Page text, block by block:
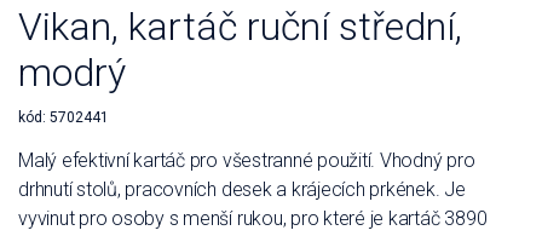
Vikan, kartáč ruční střední,
modrý
kód: 5702441
Malý efektivní kartáč pro všestranné použití. Vhodný pro
drhnutí stolů, pracovních desek a krájecích prkének. Je
vyvinut pro osoby s menší rukou, pro které je kartáč 3890